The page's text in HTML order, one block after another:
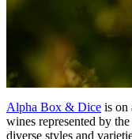
Alpha Box & Dice is on
wines represented by
diverse styles and